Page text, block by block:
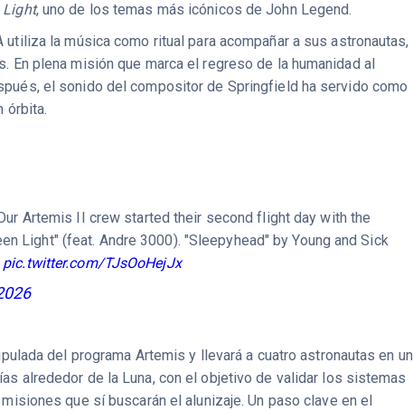
Light, uno de los temas más icónicos de John Legend.
utiliza la música como ritual para acompañar a sus astronautas,
En plena misión que marca el regreso de la humanidad al
el sonido del compositor de Springfield ha servido como
órbita.
Artemis II crew started their second flight day with the
Light" (feat. Andre 3000). "Sleepyhead" by Young and Sick
pic.twitter.com/TJsOoHejJx
del programa Artemis y llevará a cuatro astronautas en un
alrededor de la Luna, con el objetivo de validar los sistemas
que sí buscarán el alunizaje. Un paso clave en el